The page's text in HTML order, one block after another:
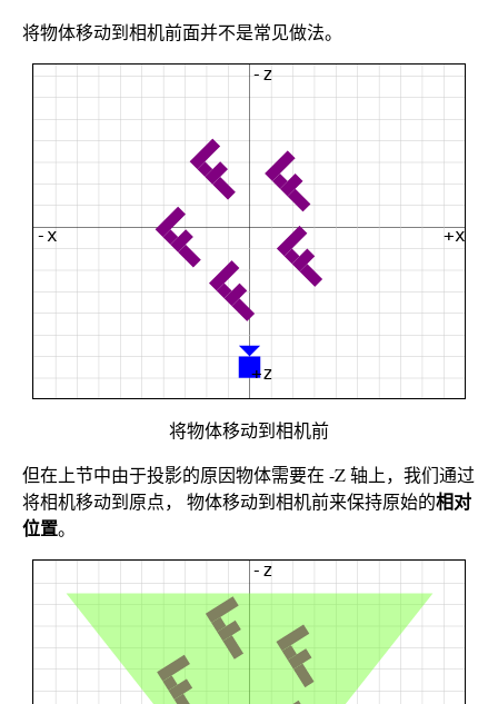
将物体移动到相机前面并不是常见做法。
将物体移动到相机前
但在上节中由于投影的原因物体需要在 -Z 轴上，我们通过
将相机移动到原点， 物体移动到相机前来保持原始的相对
位置。